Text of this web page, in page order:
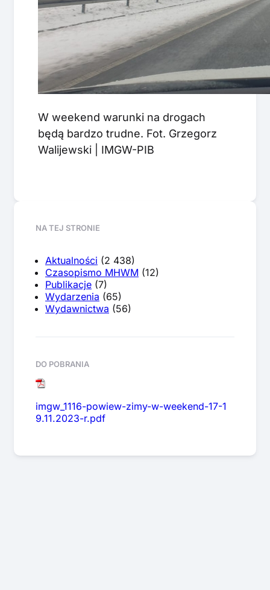
W weekend warunki na drogach
będą bardzo trudne. Fot. Grzegorz
Walijewski | IMGW-PIB
NA TEJ STRONIE
Aktualności (2 438)
Czasopismo MHWM (12)
Publikacje (7)
Wydarzenia (65)
Wydawnictwa (56)
DO POBRANIA
imgw_1116-powiew-zimy-w-weekend-17-1
9.11.2023-r.pdf